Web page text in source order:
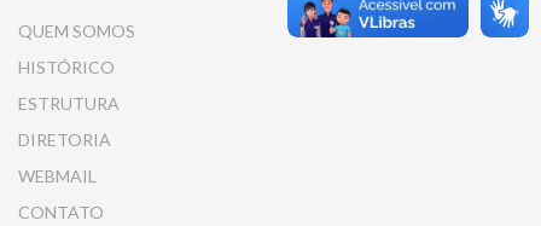
QUEM SOMOS
HISTÓRICO
ESTRUTURA
DIRETORIA
WEBMAIL
CONTATO